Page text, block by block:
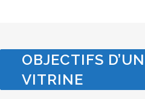
OBJECTIFS
VITRINE